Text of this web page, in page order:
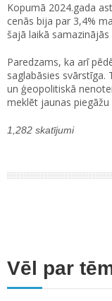
Kopumā 2024.gada
cenās bija par 3,4%
šajā laikā
Paredzams, ka arī
saglabāsies
un ģeopolitiskā
meklēt jaunas
1,282 skatījumi
Vēl par